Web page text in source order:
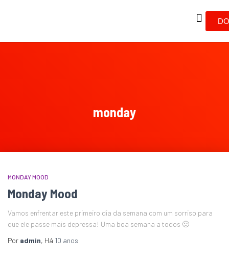
monday
MONDAY MOOD
Monday Mood
Vamos enfrentar este primeiro dia da semana com um sorriso para
que ele passe mais depressa! Uma boa semana a todos 🙂
Por admin, Há 10 anos